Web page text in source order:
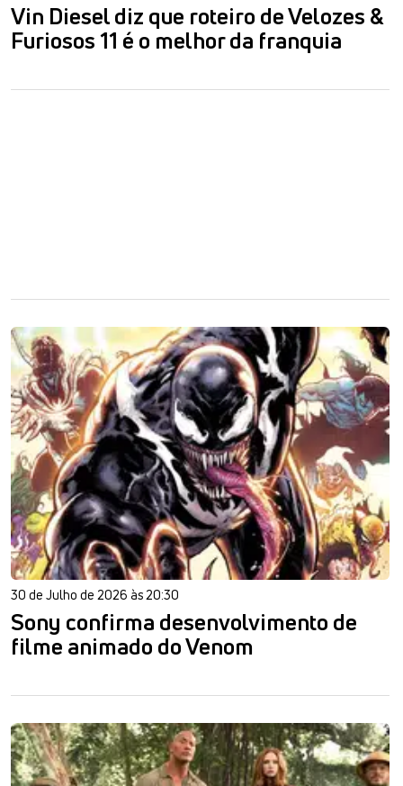
Vin Diesel diz que roteiro de Velozes &
Furiosos 11 é o melhor da franquia
30 de Julho de 2026 às 20:30
Sony confirma desenvolvimento de
filme animado do Venom